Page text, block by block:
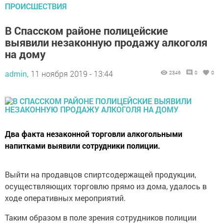
ПРОИСШЕСТВИЯ
В Спасском районе полицейские
выявили незаконную продажу алкоголя
на дому
admin, 11 ноября 2019 - 13:44 2346 0 0
Два факта незаконной торговли алкогольными
напитками выявили сотрудники полиции.
Выйти на продавцов спиртсодержащей продукции,
осуществляющих торговлю прямо из дома, удалось в
ходе оперативных мероприятий.
Таким образом в поле зрения сотрудников полиции